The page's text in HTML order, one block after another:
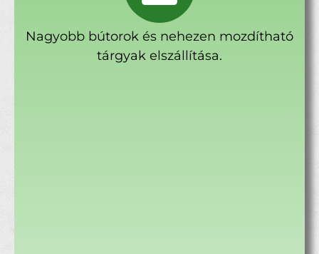
Nagyobb bútorok és nehezen mozdítható
tárgyak elszállítása.